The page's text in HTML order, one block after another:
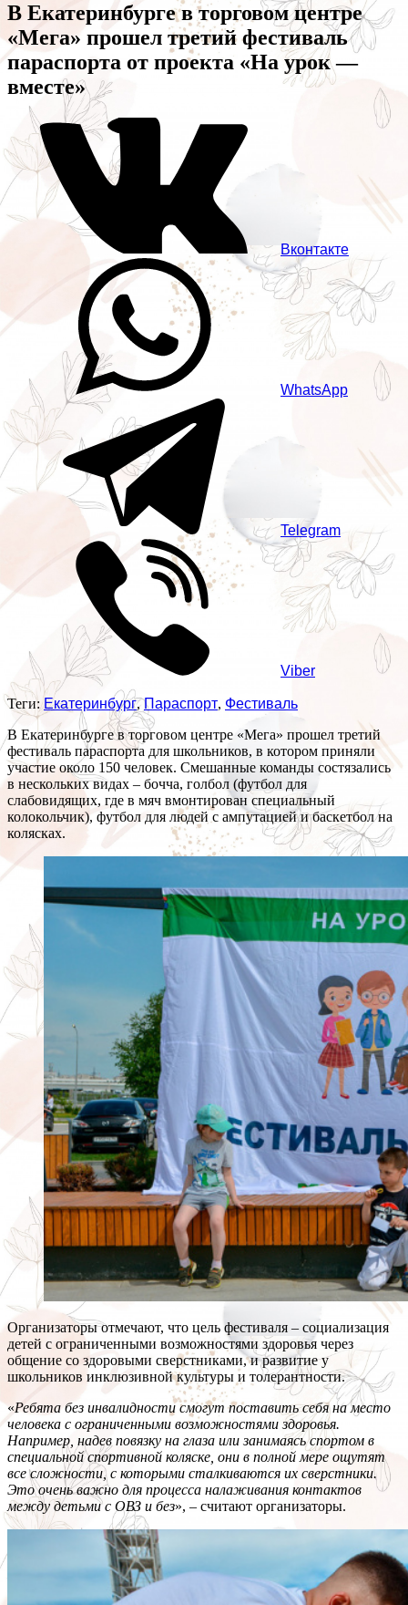
В Екатеринбурге в торговом центре
«Мега» прошел третий фестиваль
параспорта от проекта «На урок —
вместе»
Вконтакте
WhatsApp
Telegram
Viber
Теги:Екатеринбург,Параспорт, Фестиваль
В Екатеринбурге в торговом центре «Мега» прошел третий
фестиваль параспорта для школьников, в котором приняли
участие около 150 человек. Смешанные команды состязались
в нескольких видах – бочча, голбол (футбол для
слабовидящих, где в мяч вмонтирован специальный
колокольчик), футбол для людей с ампутацией и баскетбол на
колясках.
Организаторы отмечают, что цель фестиваля – социализация
детей с ограниченными возможностями здоровья через
общение со здоровыми сверстниками, и развитие у
школьников инклюзивной культуры и толерантности.
«Ребята без инвалидности смогут поставить себя на место
человека с ограниченными возможностями здоровья.
Например, надев повязку на глаза или занимаясь спортом в
специальной спортивной коляске, они в полной мере ощутят
все сложности, с которыми сталкиваются их сверстники.
Это очень важно для процесса налаживания контактов
между детьми с ОВЗ и без», – считают организаторы.